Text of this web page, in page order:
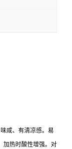
咸、有清凉感。易
加热时酸性增强。对